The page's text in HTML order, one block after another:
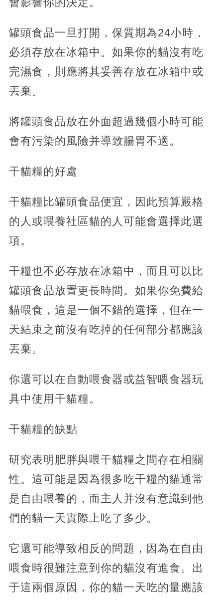
罐頭食品一旦打開，保質期為24小時，
必須存放在冰箱中。如果你的貓沒有吃
完濕食，則應將其妥善存放在冰箱中或
丟棄。
將罐頭食品放在外面超過幾個小時可能
會有污染的風險并導致腸胃不適。
干貓糧的好處
干貓糧比罐頭食品便宜，因此預算嚴格
的人或喂養社區貓的人可能會選擇此選
項。
干糧也不必存放在冰箱中，而且可以比
罐頭食品放置更長時間。如果你免費給
貓喂食，這是一個不錯的選擇，但在一
天結束之前沒有吃掉的任何部分都應該
丟棄。
你還可以在自動喂食器或益智喂食器玩
具中使用干貓糧。
干貓糧的缺點
研究表明肥胖與喂干貓糧之間存在相關
性。這可能是因為很多吃干糧的貓通常
是自由喂養的，而主人并沒有意識到他
們的貓一天實際上吃了多少。
它還可能導致相反的問題，因為在自由
喂食時很難注意到你的貓沒有進食。出
于這兩個原因，你的貓一天吃的量應該